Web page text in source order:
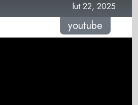
lut 22, 2025
youtube